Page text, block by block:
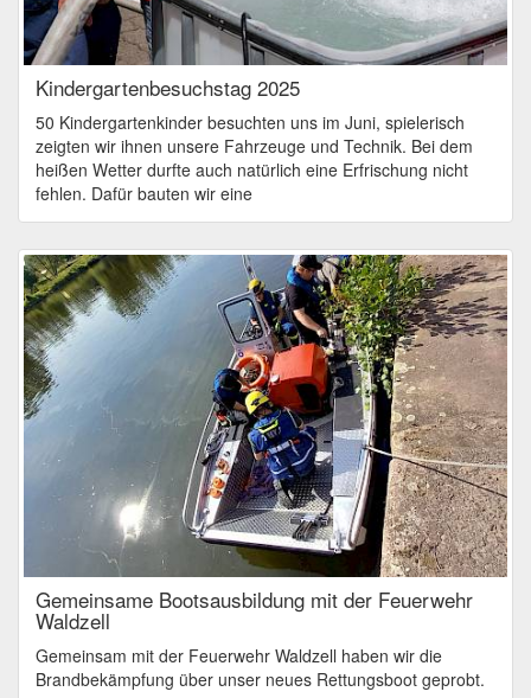
Kindergartenbesuchstag 2025
50 Kindergartenkinder besuchten uns im Juni, spielerisch
zeigten wir ihnen unsere Fahrzeuge und Technik. Bei dem
heißen Wetter durfte auch natürlich eine Erfrischung nicht
fehlen. Dafür bauten wir eine
Gemeinsame Bootsausbildung mit der Feuerwehr
Waldzell
Gemeinsam mit der Feuerwehr Waldzell haben wir die
Brandbekämpfung über unser neues Rettungsboot geprobt.